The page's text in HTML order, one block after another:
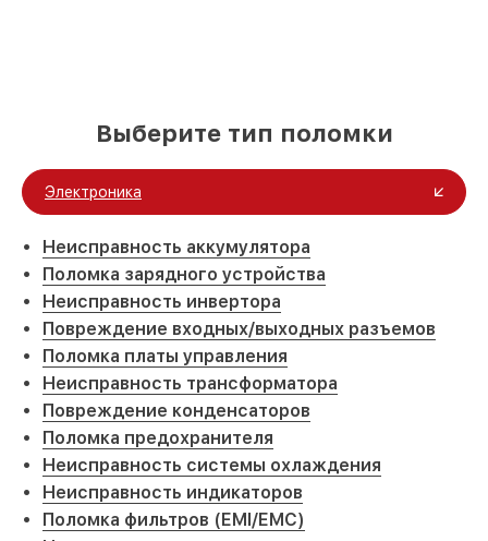
Выберите тип поломки
Электроника
Неисправность аккумулятора
Поломка зарядного устройства
Неисправность инвертора
Повреждение входных/выходных разъемов
Поломка платы управления
Неисправность трансформатора
Повреждение конденсаторов
Поломка предохранителя
Неисправность системы охлаждения
Неисправность индикаторов
Поломка фильтров (EMI/EMC)